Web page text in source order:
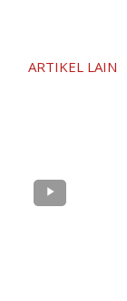
ARTIKEL LAIN